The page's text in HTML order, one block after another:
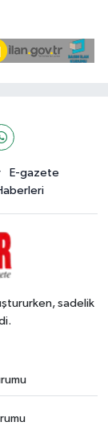
E-gazete
sadelik